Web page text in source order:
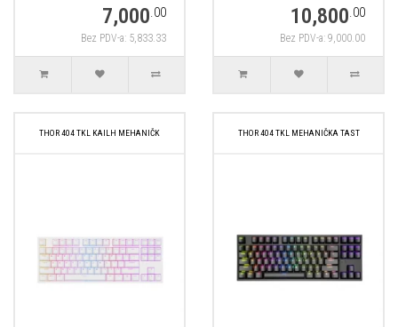
7,000.00
Bez PDV-a: 5,833.33
10,800.00
Bez PDV-a: 9,000.00
THOR 404 TKL KAILH MEHANIČK THOR 404 TKL MEHANIČKA TAST